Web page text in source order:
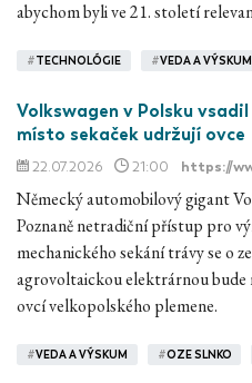
abychom byli ve 21. století
#TECHNOLÓGIE #VEDA A VÝSKUM
Volkswagen v Polsku
místo sekaček udržují ovce
22.07.2026 21:00 https://
Německý automobilový gigant
Poznaně netradiční přístup pro
mechanického sekání trávy se o
agrovoltaickou elektrárnou bude
ovcí velkopolského plemene.
#VEDA A VÝSKUM #OZE SLNKO